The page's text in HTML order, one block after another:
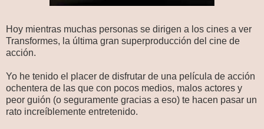
Hoy mientras muchas personas se dirigen a los cines a ver
Transformes, la última gran superproducción del cine de
acción.
Yo he tenido el placer de disfrutar de una película de acción
ochentera de las que con pocos medios, malos actores y
peor guión (o seguramente gracias a eso) te hacen pasar un
rato increíblemente entretenido.